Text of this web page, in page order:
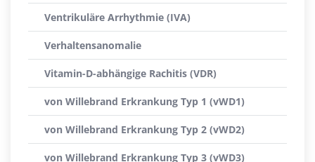
Ventrikuläre Arrhythmie (IVA)
Verhaltensanomalie
Vitamin-D-abhängige Rachitis (VDR)
von Willebrand Erkrankung Typ 1 (vWD1)
von Willebrand Erkrankung Typ 2 (vWD2)
von Willebrand Erkrankung Typ 3 (vWD3)